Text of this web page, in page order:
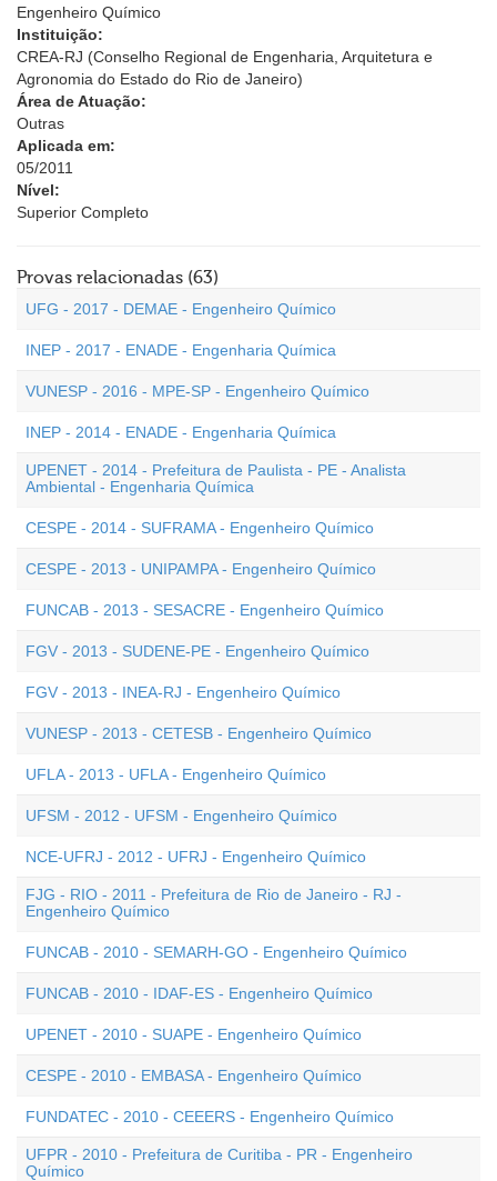
Engenheiro Químico
Instituição:
CREA-RJ (Conselho Regional de Engenharia, Arquitetura e
Agronomia do Estado do Rio de Janeiro)
Área de Atuação:
Outras
Aplicada em:
05/2011
Nível:
Superior Completo
Provas relacionadas (63)
UFG - 2017 - DEMAE - Engenheiro Químico
INEP - 2017 - ENADE - Engenharia Química
VUNESP - 2016 - MPE-SP - Engenheiro Químico
INEP - 2014 - ENADE - Engenharia Química
UPENET - 2014 - Prefeitura de Paulista - PE - Analista
Ambiental - Engenharia Química
CESPE - 2014 - SUFRAMA - Engenheiro Químico
CESPE - 2013 - UNIPAMPA - Engenheiro Químico
FUNCAB - 2013 - SESACRE - Engenheiro Químico
FGV - 2013 - SUDENE-PE - Engenheiro Químico
FGV - 2013 - INEA-RJ - Engenheiro Químico
VUNESP - 2013 - CETESB - Engenheiro Químico
UFLA - 2013 - UFLA - Engenheiro Químico
UFSM - 2012 - UFSM - Engenheiro Químico
NCE-UFRJ - 2012 - UFRJ - Engenheiro Químico
FJG - RIO - 2011 - Prefeitura de Rio de Janeiro - RJ -
Engenheiro Químico
FUNCAB - 2010 - SEMARH-GO - Engenheiro Químico
FUNCAB - 2010 - IDAF-ES - Engenheiro Químico
UPENET - 2010 - SUAPE - Engenheiro Químico
CESPE - 2010 - EMBASA - Engenheiro Químico
FUNDATEC - 2010 - CEEERS - Engenheiro Químico
UFPR - 2010 - Prefeitura de Curitiba - PR - Engenheiro
Químico